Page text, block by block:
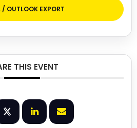
/ OUTLOOK EXPORT
THIS EVENT